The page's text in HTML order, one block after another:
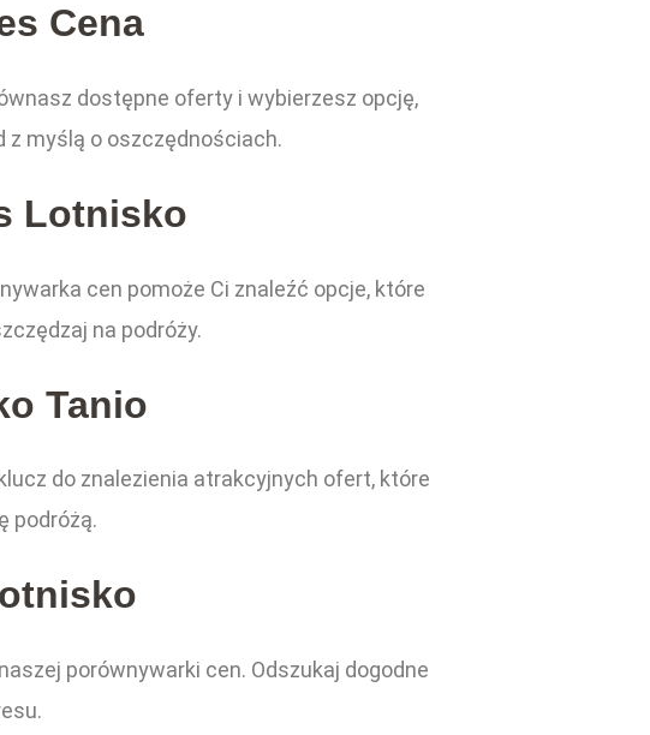
Cena
dostępne oferty i wybierzesz opcję,
z myślą o oszczędnościach.
Lotnisko
cen pomoże Ci znaleźć opcje, które
na podróży.
Tanio
do znalezienia atrakcyjnych ofert, które
podróżą.
porównywarki cen. Odszukaj dogodne